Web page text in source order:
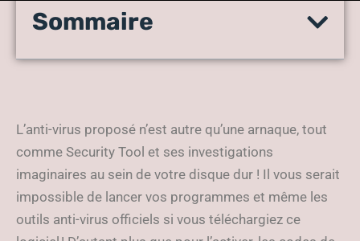
Security Tool ?
Sommaire
L’anti-virus proposé n’est autre qu’une arnaque, tout
comme Security Tool et ses investigations
imaginaires au sein de votre disque dur ! Il vous serait
impossible de lancer vos programmes et même les
outils anti-virus officiels si vous téléchargiez ce